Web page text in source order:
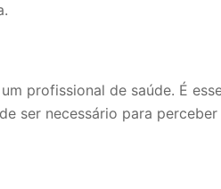
profissional de saúde. É
ser necessário para